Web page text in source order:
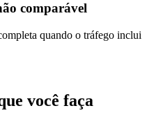
comparável
quando o tráfego inclui
você faça